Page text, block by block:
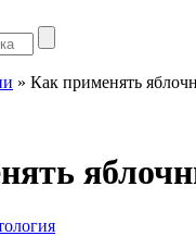
» Как применять